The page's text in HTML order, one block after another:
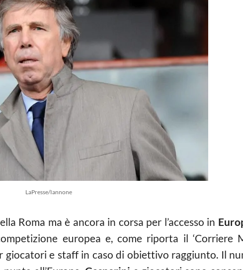
LaPresse/Iannone
Roma ma è ancora in corsa per l’accesso in
europea e, come riporta il ‘Corriere
giocatori e staff in caso di obiettivo raggiunto. Il